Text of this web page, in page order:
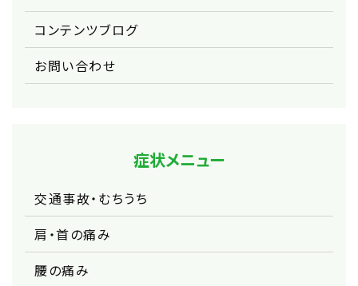
コンテンツブログ
お問い合わせ
症状メニュー
交通事故・むちうち
肩・首の痛み
腰の痛み